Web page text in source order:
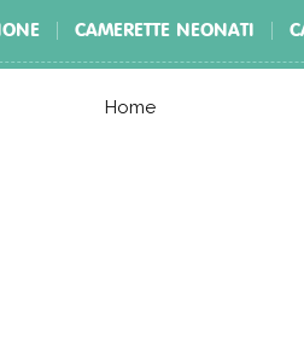
CAMERETTE NEONATI
Home